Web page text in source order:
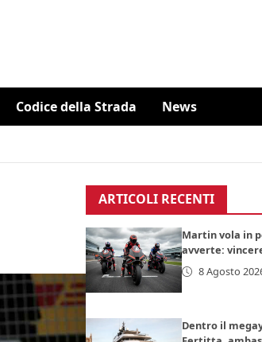
Codice della Strada News
ARTICOLI RECENTI
Martin vola in
avverte:
8 Agosto
Dentro il